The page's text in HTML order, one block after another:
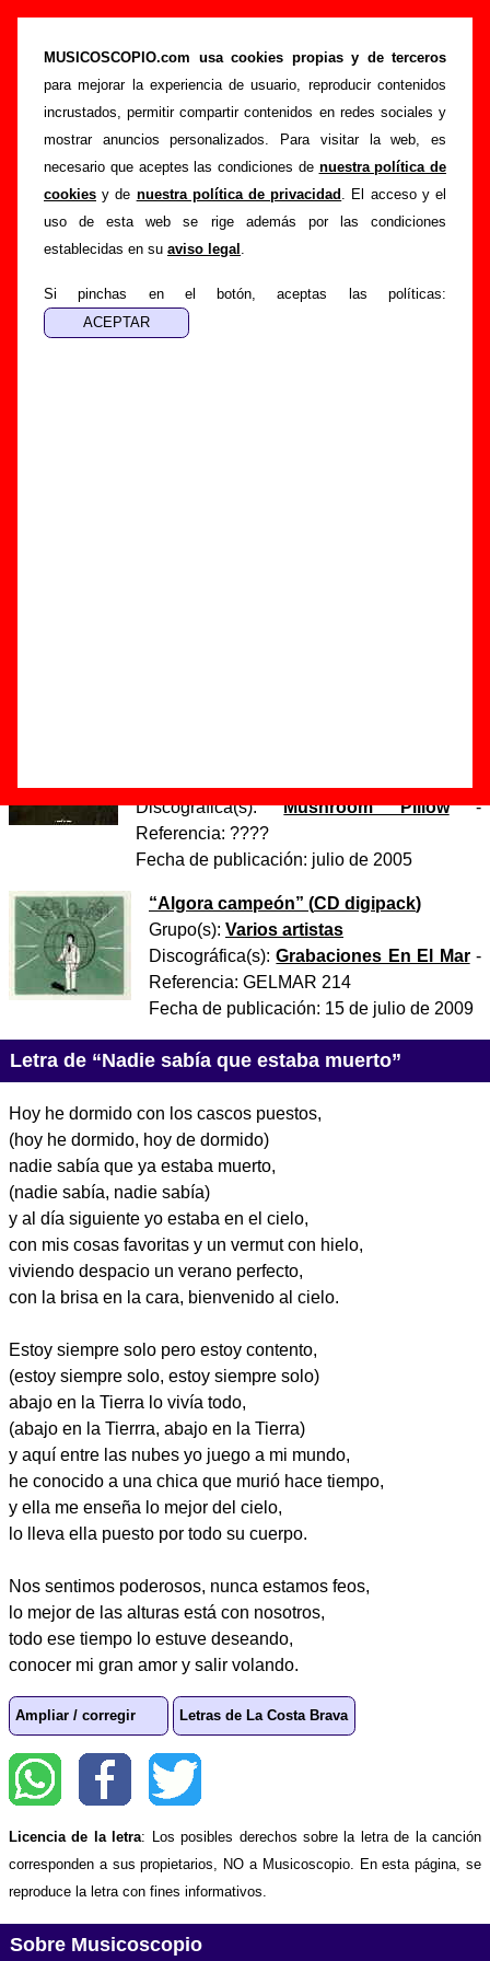
MUSICOSCOPIO.com usa cookies propias y de terceros
para mejorar la experiencia de usuario, reproducir contenidos
incrustados, permitir compartir contenidos en redes sociales y
mostrar anuncios personalizados. Para visitar la web, es
necesario que aceptes las condiciones de nuestra política de
cookies y de nuestra política de privacidad . El acceso y el
uso de esta web se rige además por las condiciones
establecidas en su aviso legal .
Si pinchas en el botón, aceptas las políticas:
“Nadie sabía que estaba muerto”, canción de
La Costa Brava (Letra e información)
Portada >La Costa Brava > Canciones
Nadie sabía que estaba muerto
Esta página pretende recopilar todo tipo de información
sobre lacanción "Nadie sabía que estaba muerto
interpretada porLa Costa Brava. Además de su letra,
también aparecerá información sobre el autor o los autores,
sobre los discos en los que está incluido este tema, sobre la
grabación del mismo, sobre versiones a cargo de otros
grupos... Si encuentras errores o tienes información
Discográfica(s):Mushroom Pillow-
Referencia: ????
Fecha de publicación: julio de 2005
“Algora campeón” (CD digipack)
Grupo(s): Varios artistas
Discográfica(s):Grabaciones En El Mar-
Referencia: GELMAR 214
Fecha de publicación: 15 de julio de 2009
Letra de “Nadie sabía que estaba muerto”
Hoy he dormido con los cascos puestos,
(hoy he dormido, hoy de dormido)
nadie sabía que ya estaba muerto,
(nadie sabía, nadie sabía)
y al día siguiente yo estaba en el cielo,
con mis cosas favoritas y un vermut con hielo,
viviendo despacio un verano perfecto,
con la brisa en la cara, bienvenido al cielo.
Estoy siempre solo pero estoy contento,
(estoy siempre solo, estoy siempre solo)
abajo en la Tierra lo vivía todo,
(abajo en la Tierrra, abajo en la Tierra)
y aquí entre las nubes yo juego a mi mundo,
he conocido a una chica que murió hace tiempo,
y ella me enseña lo mejor del cielo,
lo lleva ella puesto por todo su cuerpo.
Nos sentimos poderosos, nunca estamos feos,
lo mejor de las alturas está con nosotros,
todo ese tiempo lo estuve deseando,
conocer mi gran amor y salir volando.
Ampliar / corregir Letras de La Costa Brava
Licencia de la letra: Los posibles derechos sobre la letra de la canción
corresponden a sus propietarios, NO a Musicoscopio. En esta página, se
reproduce la letra con fines informativos.
Sobre Musicoscopio